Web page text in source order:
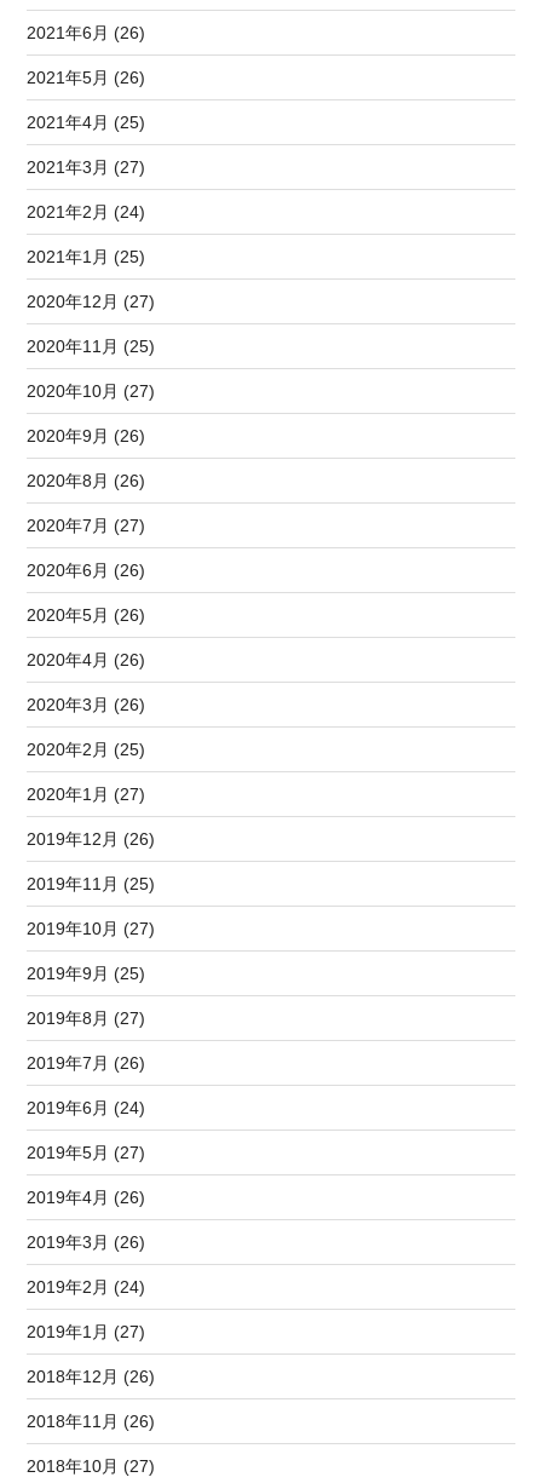
2021年6月 (26)
2021年5月 (26)
2021年4月 (25)
2021年3月 (27)
2021年2月 (24)
2021年1月 (25)
2020年12月 (27)
2020年11月 (25)
2020年10月 (27)
2020年9月 (26)
2020年8月 (26)
2020年7月 (27)
2020年6月 (26)
2020年5月 (26)
2020年4月 (26)
2020年3月 (26)
2020年2月 (25)
2020年1月 (27)
2019年12月 (26)
2019年11月 (25)
2019年10月 (27)
2019年9月 (25)
2019年8月 (27)
2019年7月 (26)
2019年6月 (24)
2019年5月 (27)
2019年4月 (26)
2019年3月 (26)
2019年2月 (24)
2019年1月 (27)
2018年12月 (26)
2018年11月 (26)
2018年10月 (27)